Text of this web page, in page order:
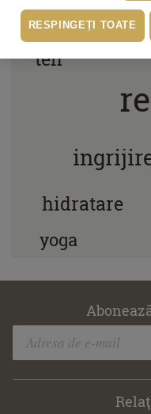
scrub
hidratare
ten
yoga
RESPINGEȚI TOATE